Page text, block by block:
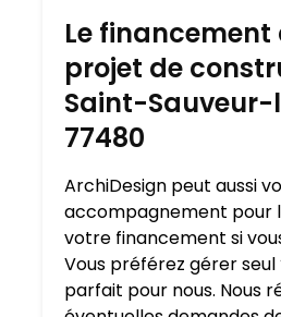
Le financement
projet de
Saint-
77480
ArchiDesign peut aussi
accompagnement pour
votre financement si
Vous préférez gérer seul
parfait pour nous. Nous